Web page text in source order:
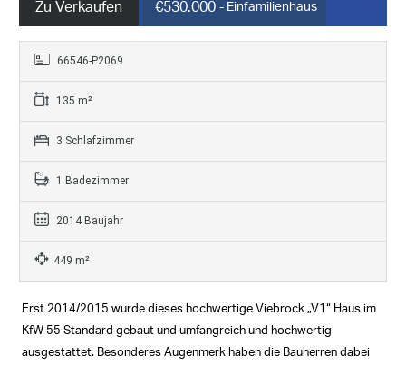
Zu Verkaufen €530.000 - Einfamilienhaus
66546-P2069
135 m²
3 Schlafzimmer
1 Badezimmer
2014 Baujahr
449 m²
Erst 2014/2015 wurde dieses hochwertige Viebrock „V1“ Haus im
KfW 55 Standard gebaut und umfangreich und hochwertig
ausgestattet. Besonderes Augenmerk haben die Bauherren dabei